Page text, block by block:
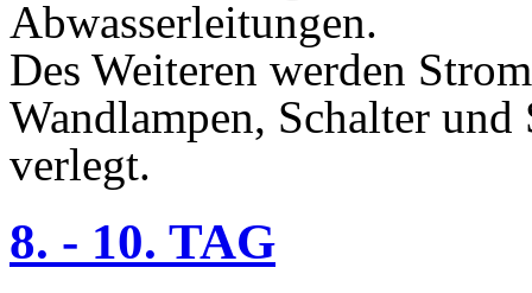
Abwasserleitungen.
Des Weiteren werden
Wandlampen, Schalter
verlegt.
8. - 10. TAG